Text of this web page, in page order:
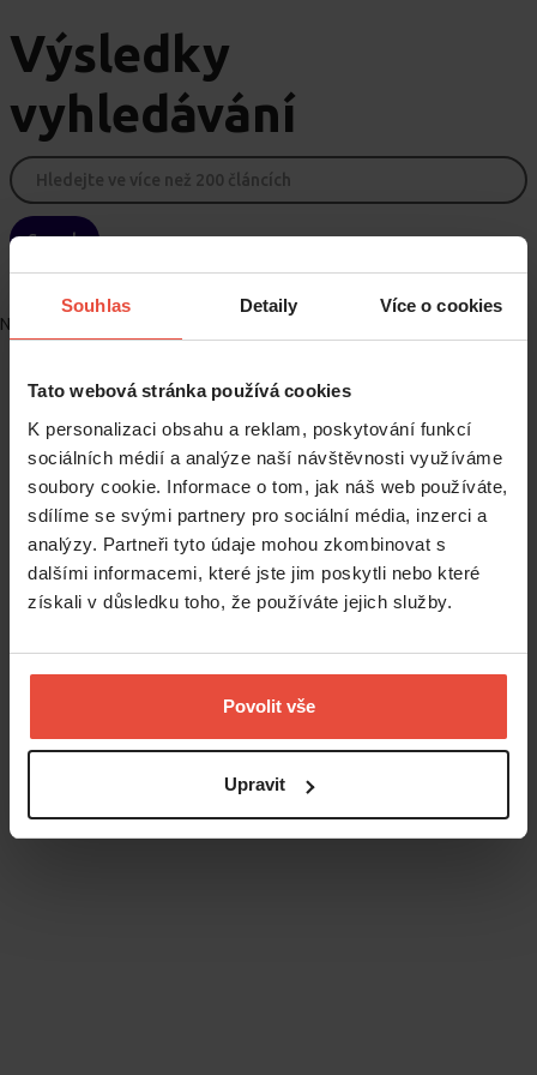
Souhlas Detaily Více o cookies
Tato webová stránka používá cookies
K personalizaci obsahu a reklam, poskytování funkcí
sociálních médií a analýze naší návštěvnosti využíváme
soubory cookie. Informace o tom, jak náš web používáte,
sdílíme se svými partnery pro sociální média, inzerci a
analýzy. Partneři tyto údaje mohou zkombinovat s
dalšími informacemi, které jste jim poskytli nebo které
získali v důsledku toho, že používáte jejich služby.
Povolit vše
Upravit
Výsledky
vyhledávání
No matching results.